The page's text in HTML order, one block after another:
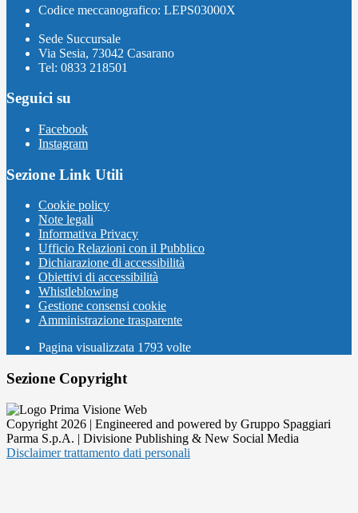
Codice meccanografico: LEPS03000X
Sede Succursale
Via Sesia, 73042 Casarano
Tel: 0833 218501
Seguici su
Facebook
Instagram
Sezione Link Utili
Cookie policy
Note legali
Informativa Privacy
Ufficio Relazioni con il Pubblico
Dichiarazione di accessibilità
Obiettivi di accessibilità
Whistleblowing
Gestione consensi cookie
Amministrazione trasparente
Pagina visualizzata 1793 volte
Sezione Copyright
Copyright 2026 | Engineered and powered by Gruppo Spaggiari
Parma S.p.A. | Divisione Publishing & New Social Media
Disclaimer trattamento dati personali